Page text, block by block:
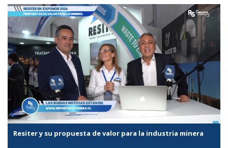
Resiter y su propuesta de valor para la industria minera